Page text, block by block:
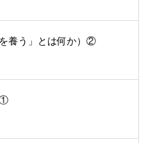
養う」とは何か）②
①